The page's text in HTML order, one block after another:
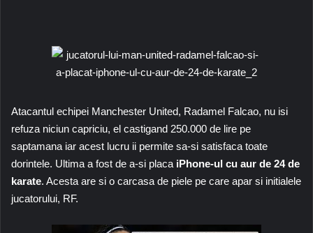
Atacantul echipei Manchester United, Radamel Falcao, nu isi
refuza niciun capriciu, el castigand 250.000 de lire pe
saptamana iar acest lucru ii permite sa-si satisfaca toate
dorintele. Ultima a fost de a-si placa iPhone-ul cu aur de 24 de
karate. Acesta are si o carcasa de piele pe care apar si initialele
jucatorului, RF.